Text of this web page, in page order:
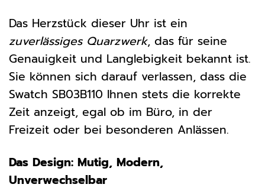
Das Herzstück dieser Uhr ist ein
zuverlässiges Quarzwerk, das für seine
Genauigkeit und Langlebigkeit bekannt ist.
Sie können sich darauf verlassen, dass die
Swatch SB03B110 Ihnen stets die korrekte
Zeit anzeigt, egal ob im Büro, in der
Freizeit oder bei besonderen Anlässen.
Das Design: Mutig, Modern,
Unverwechselbar